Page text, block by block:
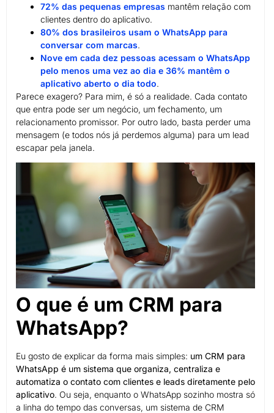
72% das pequenas empresas mantêm relação com
clientes dentro do aplicativo.
80% dos brasileiros usam o WhatsApp para
conversar com marcas.
Nove em cada dez pessoas acessam o WhatsApp
pelo menos uma vez ao dia e 36% mantêm o
aplicativo aberto o dia todo.
Parece exagero? Para mim, é só a realidade. Cada contato
que entra pode ser um negócio, um fechamento, um
relacionamento promissor. Por outro lado, basta perder uma
mensagem (e todos nós já perdemos alguma) para um lead
escapar pela janela.
O que é um CRM para
WhatsApp?
Eu gosto de explicar da forma mais simples: um CRM para
WhatsApp é um sistema que organiza, centraliza e
automatiza o contato com clientes e leads diretamente pelo
aplicativo. Ou seja, enquanto o WhatsApp sozinho mostra só
a linha do tempo das conversas, um sistema de CRM